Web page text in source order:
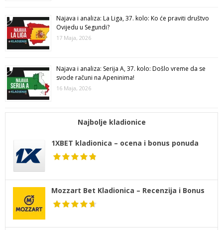
Najava i analiza: La Liga, 37. kolo: Ko će praviti društvo
Ovijedu u Segundi?
17 Maja, 2026
Najava i analiza: Serija A, 37. kolo: Došlo vreme da se
svode računi na Apeninima!
16 Maja, 2026
Najbolje kladionice
1XBET kladionica – ocena i bonus ponuda
Mozzart Bet Kladionica – Recenzija i Bonus